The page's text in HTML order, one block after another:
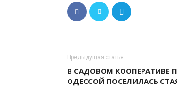
Предыдущая статья
В САДОВОМ КООПЕРАТИВЕ
ОДЕССОЙ ПОСЕЛИЛАСЬ